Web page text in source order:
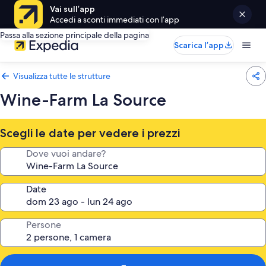
Vai sull’app
Accedi a sconti immediati con l’app
Passa alla sezione principale della pagina
Scarica l’app
Visualizza tutte le strutture
Wine-Farm La Source
Scegli le date per vedere i prezzi
Dove vuoi andare?
Date
Persone